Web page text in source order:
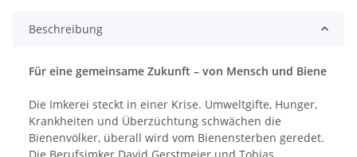
Beschreibung
Für eine gemeinsame Zukunft – von Mensch und Biene
Die Imkerei steckt in einer Krise. Umweltgifte, Hunger,
Krankheiten und Überzüchtung schwächen die
Bienenvölker, überall wird vom Bienensterben geredet.